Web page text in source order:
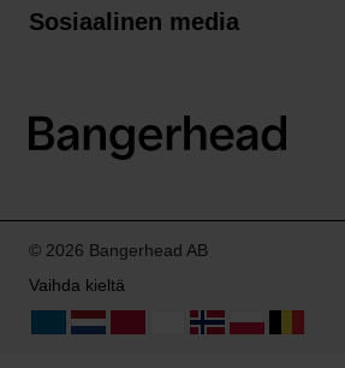
Tilausehdot
Sosiaalinen media
LinkedIn
© 2026 Bangerhead AB
Vaihda kieltä